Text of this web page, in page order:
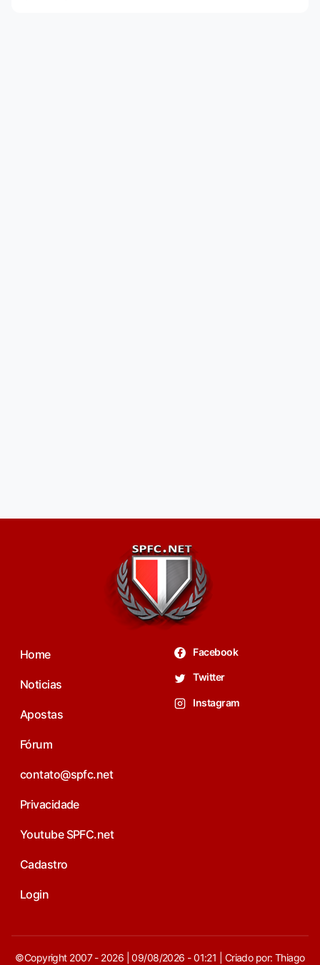
Home
Noticias
Apostas
Fórum
contato@spfc.net
Privacidade
Youtube SPFC.net
Cadastro
Login
Facebook
Twitter
Instagram
©Copyright 2007 - 2026 | 09/08/2026 - 01:21 | Criado por: Thiago